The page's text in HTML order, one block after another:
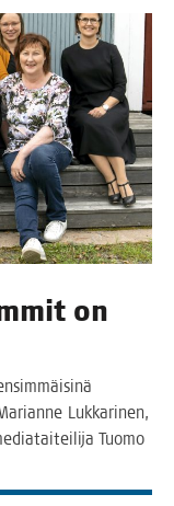
on
Luk­ka­ri­nen,
Tuo­mo